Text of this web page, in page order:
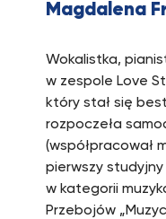
Magdalena
Wokalistka,
w zespole Love
który stał się
rozpoczeła
(współpracował
pierwszy studyjny
w kategorii
Przebojów